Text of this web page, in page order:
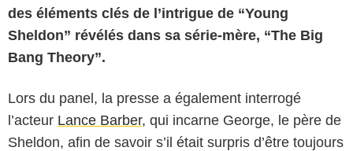
des éléments clés de l’intrigue de “Young
Sheldon” révélés dans sa série-mère, “The Big
Bang Theory”.
Lors du panel, la presse a également interrogé
l’acteur Lance Barber, qui incarne George, le père de
Sheldon, afin de savoir s’il était surpris d’être toujours